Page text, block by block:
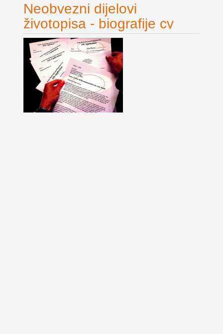
Neobvezni dijelovi
životopisa - biografije cv